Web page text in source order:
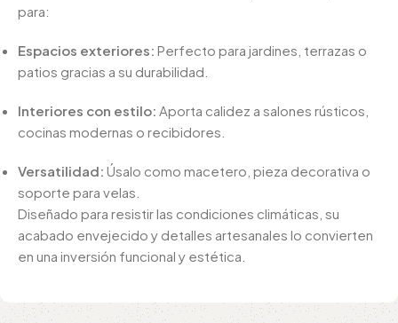
para:
Espacios exteriores: Perfecto para jardines, terrazas o
patios gracias a su durabilidad.
Interiores con estilo: Aporta calidez a salones rústicos,
cocinas modernas o recibidores.
Versatilidad: Úsalo como macetero, pieza decorativa o
soporte para velas.
Diseñado para resistir las condiciones climáticas, su
acabado envejecido y detalles artesanales lo convierten
en una inversión funcional y estética.